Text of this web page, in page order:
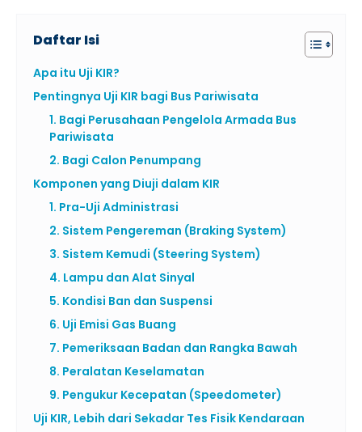
Daftar Isi
Apa itu Uji KIR?
Pentingnya Uji KIR bagi Bus Pariwisata
1. Bagi Perusahaan Pengelola Armada Bus
Pariwisata
2. Bagi Calon Penumpang
Komponen yang Diuji dalam KIR
1. Pra-Uji Administrasi
2. Sistem Pengereman (Braking System)
3. Sistem Kemudi (Steering System)
4. Lampu dan Alat Sinyal
5. Kondisi Ban dan Suspensi
6. Uji Emisi Gas Buang
7. Pemeriksaan Badan dan Rangka Bawah
8. Peralatan Keselamatan
9. Pengukur Kecepatan (Speedometer)
Uji KIR, Lebih dari Sekadar Tes Fisik Kendaraan